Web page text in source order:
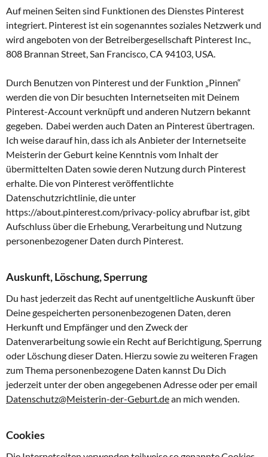
Auf meinen Seiten sind Funktionen des Dienstes Pinterest
integriert. Pinterest ist ein sogenanntes soziales Netzwerk und
wird angeboten von der Betreibergesellschaft Pinterest Inc.,
808 Brannan Street, San Francisco, CA 94103, USA.
Durch Benutzen von Pinterest und der Funktion „Pinnen“
werden die von Dir besuchten Internetseiten mit Deinem
Pinterest-Account verknüpft und anderen Nutzern bekannt
gegeben. Dabei werden auch Daten an Pinterest übertragen.
Ich weise darauf hin, dass ich als Anbieter der Internetseite
Meisterin der Geburt keine Kenntnis vom Inhalt der
übermittelten Daten sowie deren Nutzung durch Pinterest
erhalte. Die von Pinterest veröffentlichte
Datenschutzrichtlinie, die unter
https://about.pinterest.com/privacy-policy abrufbar ist, gibt
Aufschluss über die Erhebung, Verarbeitung und Nutzung
personenbezogener Daten durch Pinterest.
Auskunft, Löschung, Sperrung
Du hast jederzeit das Recht auf unentgeltliche Auskunft über
Deine gespeicherten personenbezogenen Daten, deren
Herkunft und Empfänger und den Zweck der
Datenverarbeitung sowie ein Recht auf Berichtigung, Sperrung
oder Löschung dieser Daten. Hierzu sowie zu weiteren Fragen
zum Thema personenbezogene Daten kannst Du Dich
jederzeit unter der oben angegebenen Adresse oder per email
Datenschutz@Meisterin-der-Geburt.dean mich wenden.
Cookies